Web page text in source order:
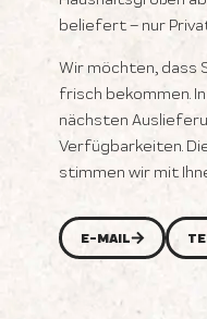
beliefert – nur
Wir möchten, dass
frisch bekommen.
nächsten
Verfügbarkeiten.
stimmen wir mit
E-MAIL